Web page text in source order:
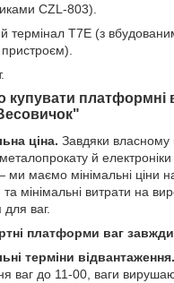
CZL-803).
термінал T7E (з
купувати платформні
ціна. Завдяки власному
й електроніки
— ми маємо мінімальні ціни
та мінімальні витрати на
ваг.
платформи ваг завжди
терміни відвантаження.
ваг до 11-00, ваги